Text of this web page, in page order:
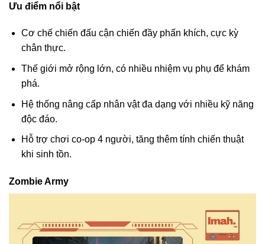
Ưu điểm nổi bật
Cơ chế chiến đấu cận chiến đầy phấn khích, cực kỳ
chân thực.
Thế giới mở rộng lớn, có nhiều nhiệm vụ phụ để khám
phá.
Hệ thống nâng cấp nhân vật đa dạng với nhiều kỹ năng
độc đáo.
Hỗ trợ chơi co-op 4 người, tăng thêm tính chiến thuật
khi sinh tồn.
Zombie Army